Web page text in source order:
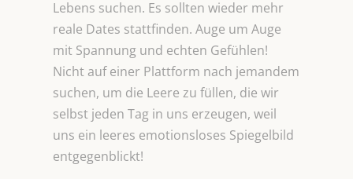
Lebens suchen. Es sollten wieder mehr
reale Dates stattfinden. Auge um Auge
mit Spannung und echten Gefühlen!
Nicht auf einer Plattform nach jemandem
suchen, um die Leere zu füllen, die wir
selbst jeden Tag in uns erzeugen, weil
uns ein leeres emotionsloses Spiegelbild
entgegenblickt!